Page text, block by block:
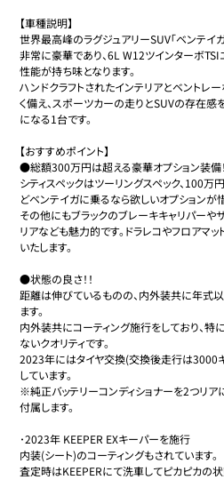
【車種説明】
世界最高峰のラグジュアリーSUV｢ベンテイ
非常に豪華であり、6L W12ツインターボ
性能が持ち味となります。
ハンドクラフトされたインテリアとベントレ
く備え、スポーツカーの走りとSUVの存在
になる1台です。
【おすすめポイント】
●総額300万円は超える豪華オプション装備！
シティスペックはツーリングスペック、100
どベンテイガに乗るなら欲しいオプションが
その他にもブラックのブレーキキャリパーや
リアなども魅力的です。ドラレコやフロアマ
いたします。
●状態の良さ！！
距離は伸びているものの、内外装共に年式
ます。
内外装共にコーティング施行をしており、
ないクオリティです。
2023年にはタイヤ交換(交換後走行は3000
しています。
※純正バッテリーコンディショナーを2つリア
付属します。
･2023年 KEEPER EXキーパーを施行
内装(シート)のコーティングもされています。
査定時はKEEPERにて洗車してピカピカの状